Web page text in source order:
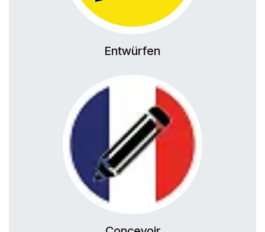
Entwürfen